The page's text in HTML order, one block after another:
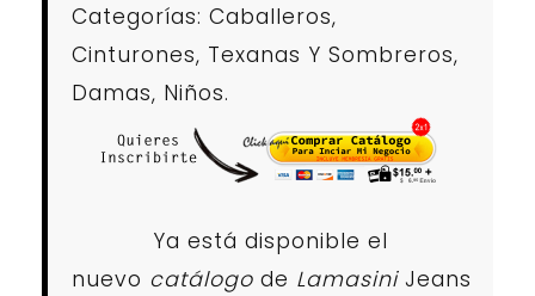
Categorías: Caballeros,
Cinturones, Texanas Y Sombreros,
Damas, Niños.
Ya está disponible el
nuevo catálogo de LamasiniJeans